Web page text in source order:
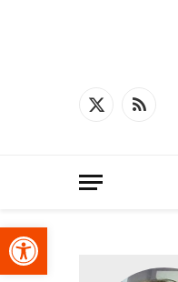
Obre la barra d'eines
X
RSS